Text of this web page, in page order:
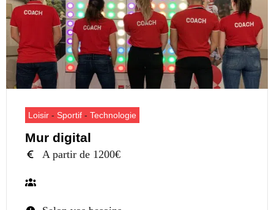
Loisir - Sportif - Technologie
Mur digital
A partir de 1200€